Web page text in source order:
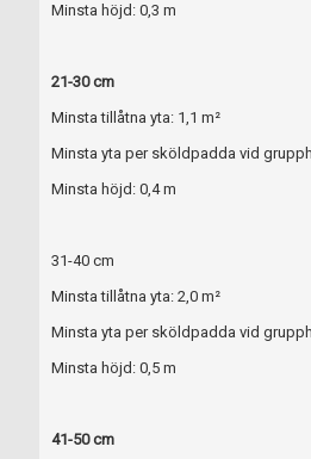
Minsta höjd: 0,3 m
21-30 cm
Minsta tillåtna yta: 1,1 m²
Minsta yta per sköldpadda vid
Minsta höjd: 0,4 m
31-40 cm
Minsta tillåtna yta: 2,0 m²
Minsta yta per sköldpadda vid
Minsta höjd: 0,5 m
41-50 cm